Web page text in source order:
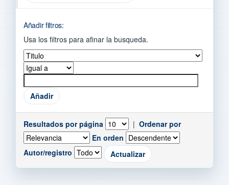
Añadir filtros:
Usa los filtros para afinar la busqueda.
Resultados por página | Ordenar por
En orden
Autor/registro